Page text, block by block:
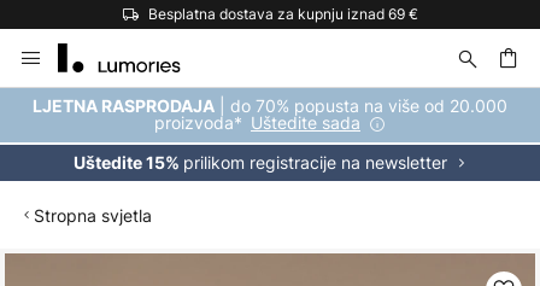
Besplatna dostava za kupnju iznad 69 €
to
Content
LJETNA RASPRODAJA | do 70% popusta na više od 20.000
proizvoda* Uštedite sada
Uštedite 15% prilikom registracije na newsletter
Stropna svjetla